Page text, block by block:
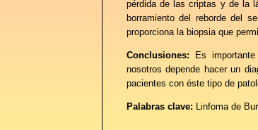
pérdida de las criptas y de la
borramiento del reborde del
proporciona la biopsia que
Conclusiones:
Es
nosotros depende hacer un
pacientes con éste tipo de
Palabras clave: Linfoma de